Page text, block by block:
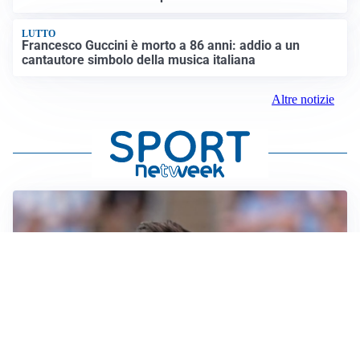
LUTTO
Francesco Guccini è morto a 86 anni: addio a un
cantautore simbolo della musica italiana
Altre notizie